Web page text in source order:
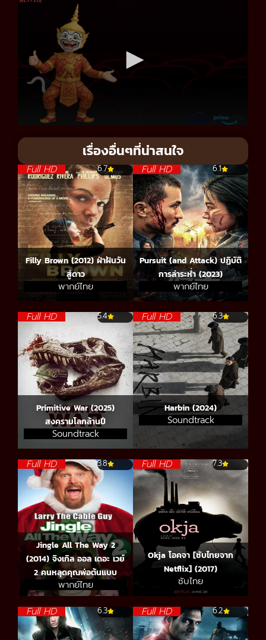
เรื่องอื่นๆที่น่าสนใจ
Full HD 6.7
Filly Brown (2012) ฝ่าฝันวัน
สู่ดาว
พากย์ไทย
Full HD 6.1
Pursuit (and Attack) ปฏิบัติ
การล่าระห่ำ (2023)
พากย์ไทย
Full HD 5.4
Primitive War (2025)
สงครามโลกล้านปี
Soundtrack
Full HD 6.3
Harbin (2024)
Soundtrack
Full HD 3.8
Jingle All The Way 2
(2014) จิงเกิล ออล เดอะ เวย์
2 คนหลุดคุณพ่อต้นแบบ
พากย์ไทย
Full HD 7.3
Okja โอคจา [ซับไทยจาก
Netflix] (2017)
ซับไทย
Full HD 6.3 Full HD 6.2